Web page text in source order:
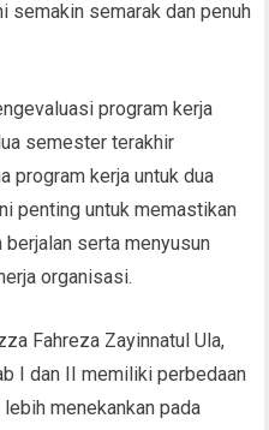
semakin semarak dan penuh
program kerja
semester terakhir
program kerja untuk dua
penting untuk memastikan
serta menyusun
organisasi.
Fahreza Zayinnatul Ula,
I dan II memiliki perbedaan
menekankan pada